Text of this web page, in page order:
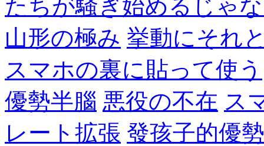
たちが騒ぎ始めるじゃ
山形の極み 挙動にそれ
スマホの裏に貼って使う
優勢半腦 悪役の不在 ス
レート拡張 發孩子的優